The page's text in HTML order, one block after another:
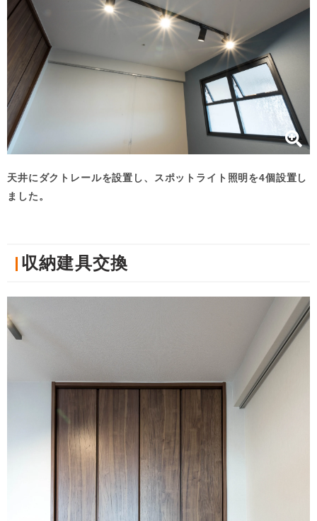
天井にダクトレールを設置し、スポットライト照明を4個設置し
ました。
収納建具交換